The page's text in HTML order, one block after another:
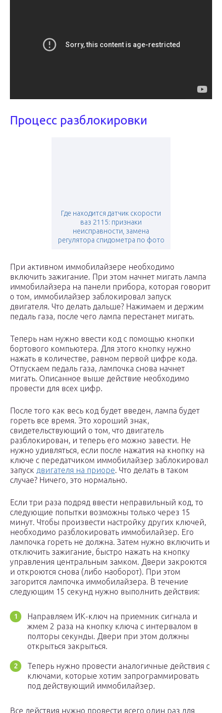
Процесс разблокировки
Где находится датчик скорости
ваз 2115: признаки
неисправности, замена
регулятора спидометра по фото
При активном иммобилайзере необходимо
включить зажигание. При этом начнет мигать лампа
иммобилайзера на панели прибора, которая говорит
о том, иммобилайзер заблокировал запуск
двигателя. Что делать дальше? Нажимаем и держим
педаль газа, после чего лампа перестанет мигать.
Теперь нам нужно ввести код с помощью кнопки
бортового компьютера. Для этого кнопку нужно
нажать в количестве, равном первой цифре кода.
Отпускаем педаль газа, лампочка снова начнет
мигать. Описанное выше действие необходимо
провести для всех цифр.
После того как весь код будет введен, лампа будет
гореть все время. Это хороший знак,
свидетельствующий о том, что двигатель
разблокирован, и теперь его можно завести. Не
нужно удивляться, если после нажатия на кнопку на
ключе с передатчиком иммобилайзер заблокировал
запуск двигателя на приоре. Что делать в таком
случае? Ничего, это нормально.
Если три раза подряд ввести неправильный код, то
следующие попытки возможны только через 15
минут. Чтобы произвести настройку других ключей,
необходимо разблокировать иммобилайзер. Его
лампочка гореть не должна. Затем нужно включить и
отключить зажигание, быстро нажать на кнопку
управления центральным замком. Двери закроются
и откроются снова (либо наоборот). При этом
загорится лампочка иммобилайзера. В течение
следующим 15 секунд нужно выполнить действия:
Направляем ИК-ключ на приемник сигнала и
жмем 2 раза на кнопку ключа с интервалом в
полторы секунды. Двери при этом должны
открыться закрыться.
Теперь нужно провести аналогичные действия с
ключами, которые хотим запрограммировать
под действующий иммобилайзер.
Все действия нужно провести всего один раз для